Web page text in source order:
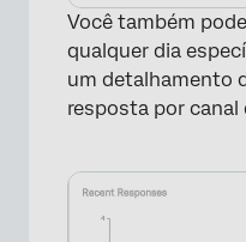
Você também
qualquer dia
um detalhamento
resposta por